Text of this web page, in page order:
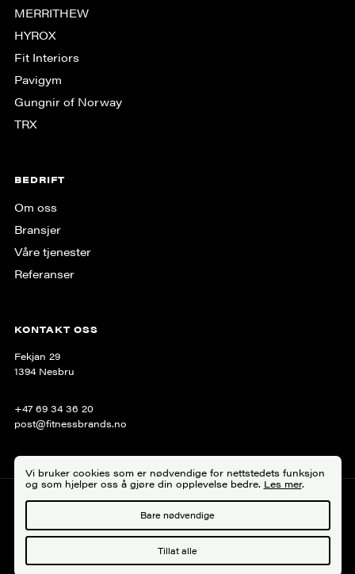
MERRITHEW
HYROX
Fit Interiors
Pavigym
Gungnir of Norway
TRX
BEDRIFT
Om oss
Bransjer
Våre tjenester
Referanser
KONTAKT OSS
Fekjan 29
1394 Nesbru
+47 69 34 36 20
post@fitnessbrands.no
Personvern
Copyright © 2026 Fitness Brands
Vi bruker cookies som er nødvendige for nettstedets funksjon
og som hjelper oss å gjøre din opplevelse bedre. Les mer.
Bare nødvendige
Tillat alle